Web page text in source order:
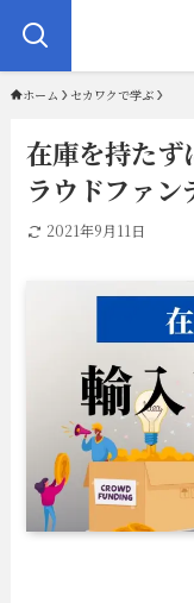
ホーム セカワクで学ぶ
在庫を持たず
ラウドファン
2021年9月11日